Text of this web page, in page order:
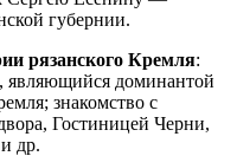
губернии.
рязанского Кремля:
являющийся доминантой
знакомство с
Гостиницей Черни,
др.